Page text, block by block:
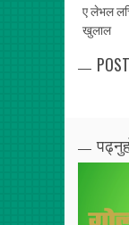
ए लेभल
खुलाल